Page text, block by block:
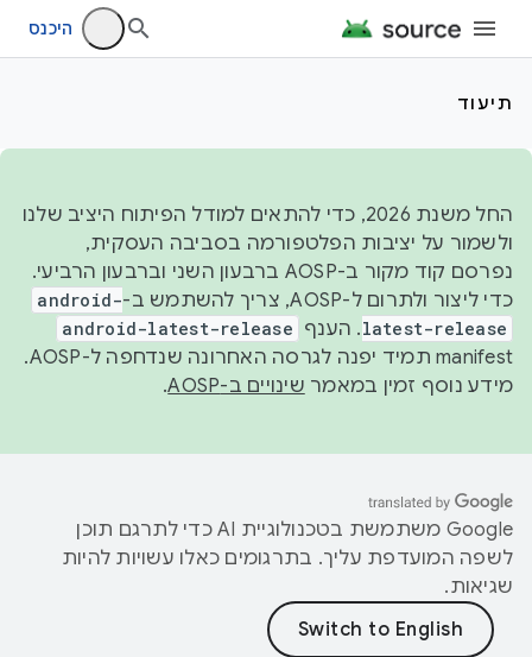
היכנס
תיעוד
החל משנת 2026, כדי להתאים למודל הפיתוח היציב שלנו
ולשמור על יציבות הפלטפורמה בסביבה העסקית,
נפרסם קוד מקור ב-AOSP ברבעון השני וברבעון הרביעי.
כדי ליצור ולתרום ל-AOSP, צריך להשתמש ב-
android-
latest-release. הענף android-latest-release
manifest תמיד יפנה לגרסה האחרונה שנדחפה ל-AOSP.
מידע נוסף זמין במאמר שינויים ב-AOSP .
‫Google משתמשת בטכנולוגיית AI כדי לתרגם תוכן
לשפה המועדפת עליך. בתרגומים כאלו עשויות להיות
שגיאות.